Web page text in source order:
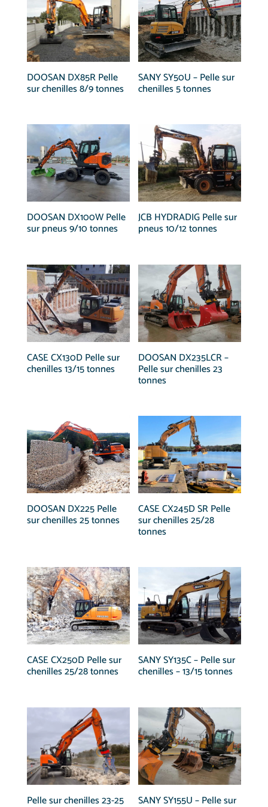
DOOSAN DX85R Pelle
sur chenilles 8/9 tonnes
SANY SY50U – Pelle sur
chenilles 5 tonnes
DOOSAN DX100W Pelle
sur pneus 9/10 tonnes
JCB HYDRADIG Pelle sur
pneus 10/12 tonnes
CASE CX130D Pelle sur
chenilles 13/15 tonnes
DOOSAN DX235LCR –
Pelle sur chenilles 23
tonnes
DOOSAN DX225 Pelle
sur chenilles 25 tonnes
CASE CX245D SR Pelle
sur chenilles 25/28
tonnes
CASE CX250D Pelle sur
chenilles 25/28 tonnes
SANY SY135C – Pelle sur
chenilles – 13/15 tonnes
Pelle sur chenilles 23-25 SANY SY155U – Pelle sur